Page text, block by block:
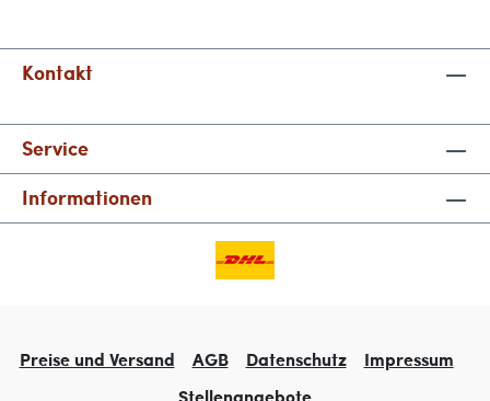
Kontakt
Service
Informationen
Preise und Versand AGB Datenschutz
Impressum